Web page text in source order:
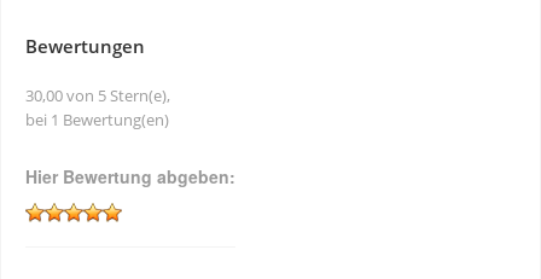
Bewertungen
30,00 von 5 Stern(e),
bei 1 Bewertung(en)
Hier Bewertung abgeben: